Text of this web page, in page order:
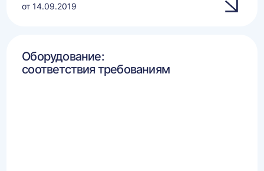
от 14.09.2019
Оборудование:
соответствия требованиям